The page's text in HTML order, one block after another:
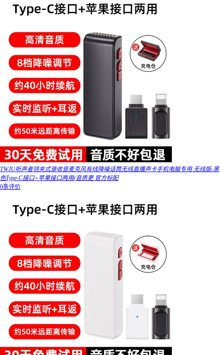
TWJU听声者领夹式录收音麦克风有线降噪话筒无线直播声卡手机电脑专用 无线版-黑
色Type-C接口+苹果接口两用(音质更 官方标配
0条评价